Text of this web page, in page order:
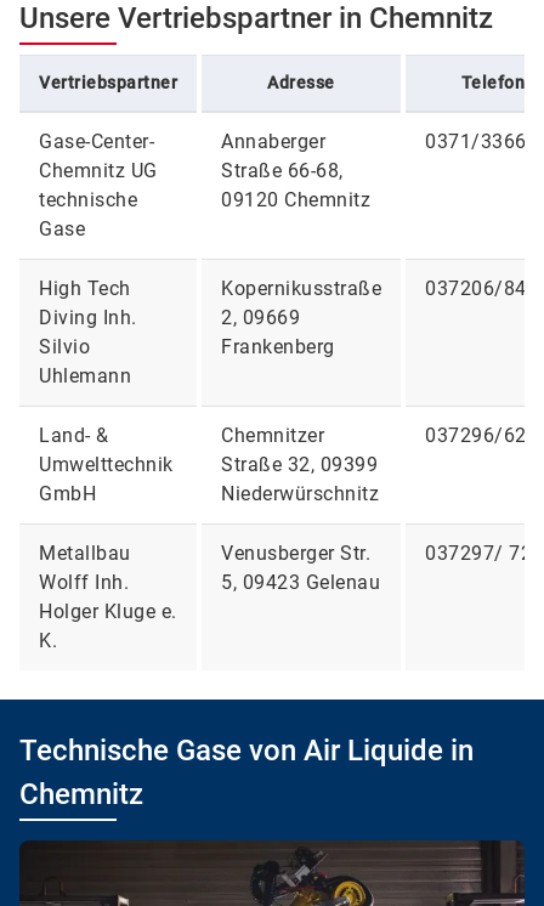
Unsere Vertriebspartner in Chemnitz
Vertriebspartner Adresse Telefon
Gase-Center-
Chemnitz UG
technische
Gase
Annaberger
Straße 66-68,
09120 Chemnitz
0371/
High Tech
Diving Inh.
Silvio
Uhlemann
Kopernikusstraße
2, 09669
Frankenberg
037206/
Land- &
Umwelttechnik
GmbH
Chemnitzer
Straße 32, 09399
Niederwürschnitz
037296/
Metallbau
Wolff Inh.
Holger Kluge e.
K.
Venusberger Str.
5, 09423 Gelenau
037297/ 72
Technische Gase von Air Liquide in
Chemnitz